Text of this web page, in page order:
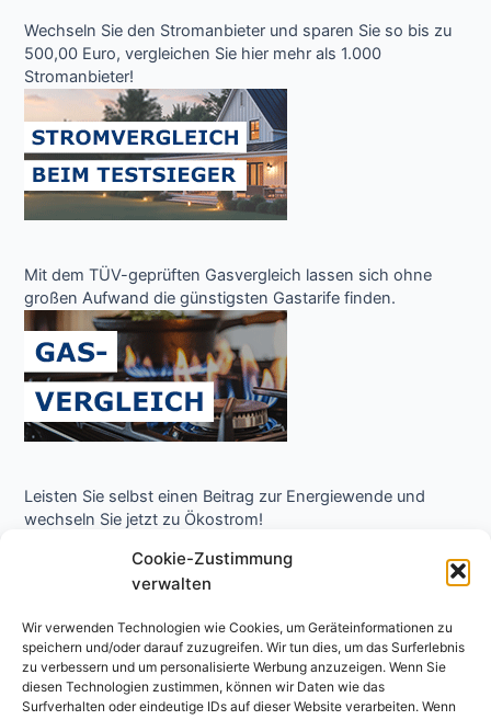
Cookie-Zustimmung
verwalten
Wir verwenden Technologien wie Cookies, um Geräteinformationen zu
speichern und/oder darauf zuzugreifen. Wir tun dies, um das Surferlebnis
zu verbessern und um personalisierte Werbung anzuzeigen. Wenn Sie
diesen Technologien zustimmen, können wir Daten wie das
Surfverhalten oder eindeutige IDs auf dieser Website verarbeiten. Wenn
Wechseln Sie den Stromanbieter und sparen Sie so bis zu
500,00 Euro, vergleichen Sie hier mehr als 1.000
Stromanbieter!
Mit dem TÜV-geprüften Gasvergleich lassen sich ohne
großen Aufwand die günstigsten Gastarife finden.
Leisten Sie selbst einen Beitrag zur Energiewende und
wechseln Sie jetzt zu Ökostrom!